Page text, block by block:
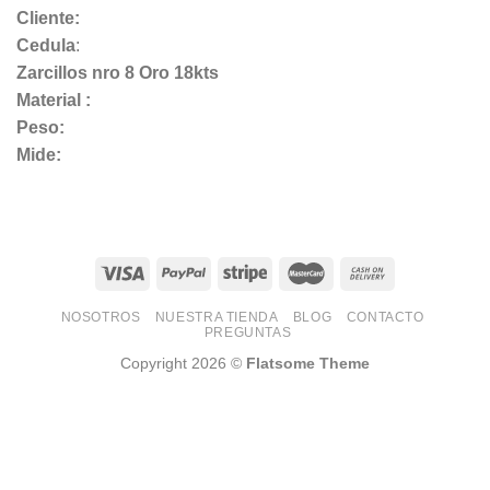
Cliente:
Cedula:
Zarcillos nro 8 Oro 18kts
Material :
Peso:
Mide:
NOSOTROS NUESTRA TIENDA BLOG
CONTACTO
PREGUNTAS
Copyright 2026 © Flatsome Theme